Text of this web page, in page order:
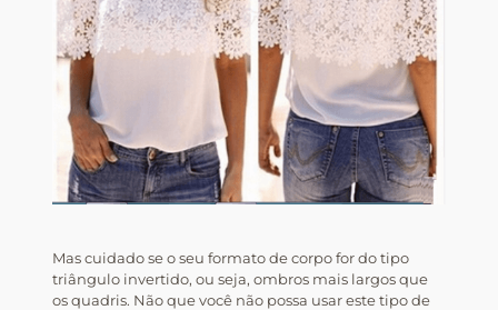
Mas cuidado se o seu formato de corpo for do tipo
triângulo invertido, ou seja, ombros mais largos que
os quadris. Não que você não possa usar este tipo de